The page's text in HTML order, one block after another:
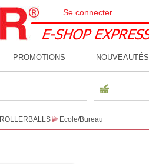
Se connecter
PROMOTIONS NOUVEAUTÉS
ROLLERBALLS Ecole/Bureau